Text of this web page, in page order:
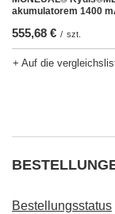
akumulatorem 1400
555,68 € / szt.
+ Auf die
Bestellungsstatus